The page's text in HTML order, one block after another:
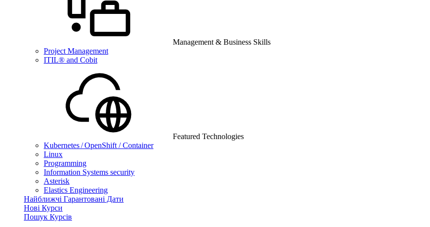
Management & Business Skills
Project Management
ITIL® and Cobit
Featured Technologies
Kubernetes / OpenShift / Container
Linux
Programming
Information Systems security
Asterisk
Elastics Engineering
Найближчі Гарантовані Дати
Нові Курси
Пошук Курсів